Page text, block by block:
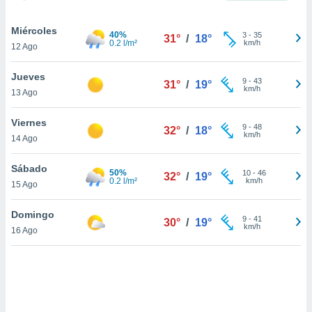
En
sean
el sitio
se
o
aunque
Miércoles
12 Ago
40%
0.2 l/m²
31° / 18° 3- 35
km/h
Jueves
13 Ago
31° / 19° 9- 43
km/h
Viernes
14 Ago
32° / 18° 9- 48
km/h
Sábado
15 Ago
50%
0.2 l/m²
32° / 19° 10- 46
km/h
Domingo
16 Ago
30° / 19° 9- 41
km/h